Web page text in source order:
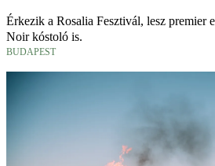
Érkezik a Rosalia Fesztivál, lesz premier
Noir kóstoló is.
BUDAPEST